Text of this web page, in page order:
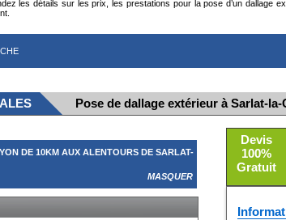
les détails sur les prix, les prestations pour la pose d’un dallage
Pose de dallage extérieur à Sarlat-la-
DE 10KM AUX ALENTOURS DE SARLAT-
MASQUER
Devis
100%
Gratuit